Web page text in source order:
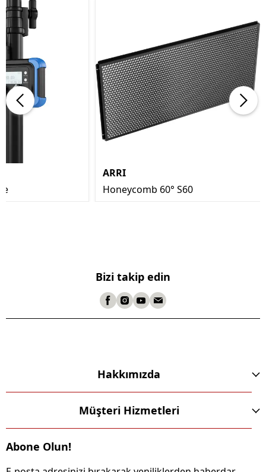
ARRI
Honeycomb 60° S60
Bizi takip edin
Hakkımızda
Müşteri Hizmetleri
Abone Olun!